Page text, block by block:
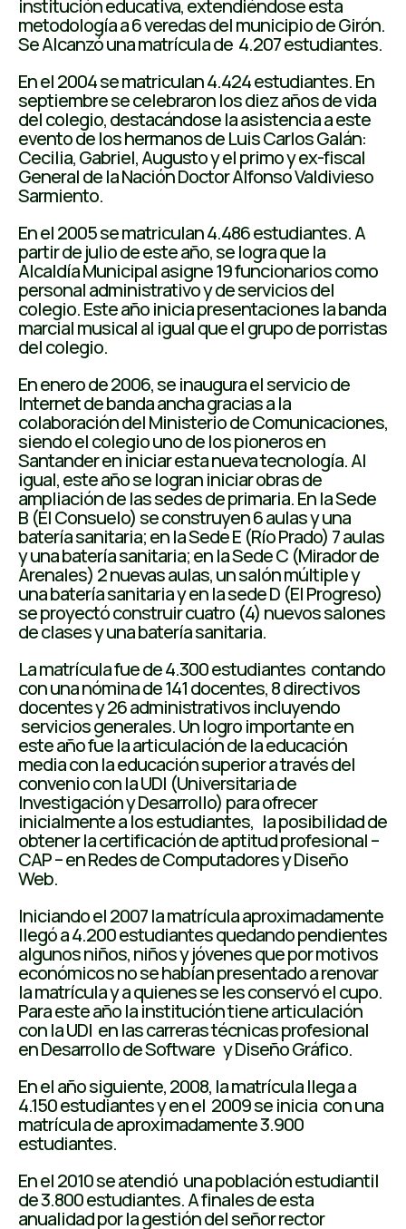
institución educativa, extendiéndose esta
metodología a 6 veredas del municipio de Girón.
Se Alcanzó una matrícula de 4.207 estudiantes.
En el 2004 se matriculan 4.424 estudiantes. En
septiembre se celebraron los diez años de vida
del colegio, destacándose la asistencia a este
evento de los hermanos de Luis Carlos Galán:
Cecilia, Gabriel, Augusto y el primo y ex-fiscal
General de la Nación Doctor Alfonso Valdivieso
Sarmiento.
En el 2005 se matriculan 4.486 estudiantes. A
partir de julio de este año, se logra que la
Alcaldía Municipal asigne 19 funcionarios como
personal administrativo y de servicios del
colegio. Este año inicia presentaciones la banda
marcial musical al igual que el grupo de porristas
del colegio.
En enero de 2006, se inaugura el servicio de
Internet de banda ancha gracias a la
colaboración del Ministerio de Comunicaciones,
siendo el colegio uno de los pioneros en
Santander en iniciar esta nueva tecnología. Al
igual, este año se logran iniciar obras de
ampliación de las sedes de primaria. En la Sede
B (El Consuelo) se construyen 6 aulas y una
batería sanitaria; en la Sede E (Río Prado) 7 aulas
y una batería sanitaria; en la Sede C (Mirador de
Arenales) 2 nuevas aulas, un salón múltiple y
una batería sanitaria y en la sede D (El Progreso)
se proyectó construir cuatro (4) nuevos salones
de clases y una batería sanitaria.
La matrícula fue de 4.300 estudiantes contando
con una nómina de 141 docentes, 8 directivos
docentes y 26 administrativos incluyendo
servicios generales. Un logro importante en
este año fue la articulación de la educación
media con la educación superior a través del
convenio con la UDI (Universitaria de
Investigación y Desarrollo) para ofrecer
inicialmente a los estudiantes, la posibilidad de
obtener la certificación de aptitud profesional –
CAP – en Redes de Computadores y Diseño
Web.
Iniciando el 2007 la matrícula aproximadamente
llegó a 4.200 estudiantes quedando pendientes
algunos niños, niños y jóvenes que por motivos
económicos no se habían presentado a renovar
la matrícula y a quienes se les conservó el cupo.
Para este año la institución tiene articulación
con la UDI en las carreras técnicas profesional
en Desarrollo de Software y Diseño Gráfico.
En el año siguiente, 2008, la matrícula llega a
4.150 estudiantes y en el 2009 se inicia con una
matrícula de aproximadamente 3.900
estudiantes.
En el 2010 se atendió una población estudiantil
de 3.800 estudiantes. A finales de esta
anualidad por la gestión del señor rector